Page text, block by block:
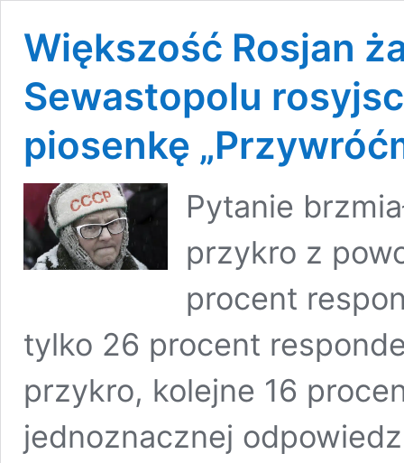
Większość Rosjan
Sewastopolu
piosenkę
Pytanie
przykro z
procent
tylko 26 procent
przykro, kolejne 16
jednoznacznej